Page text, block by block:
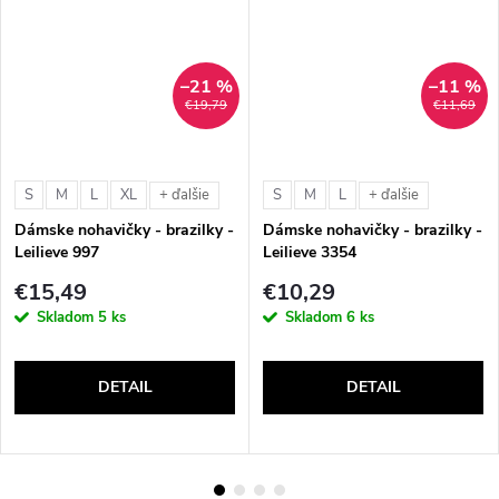
€19,79
–21 %
S M L XL + ďalšie
Dámske nohavičky - brazilky -
Leilieve 997
€15,49
Skladom 5 ks
DETAIL
€11,69
–11 %
S M L + ďalšie
Dámske nohavičky - brazilky -
Leilieve 3354
€10,29
Skladom 6 ks
DETAIL